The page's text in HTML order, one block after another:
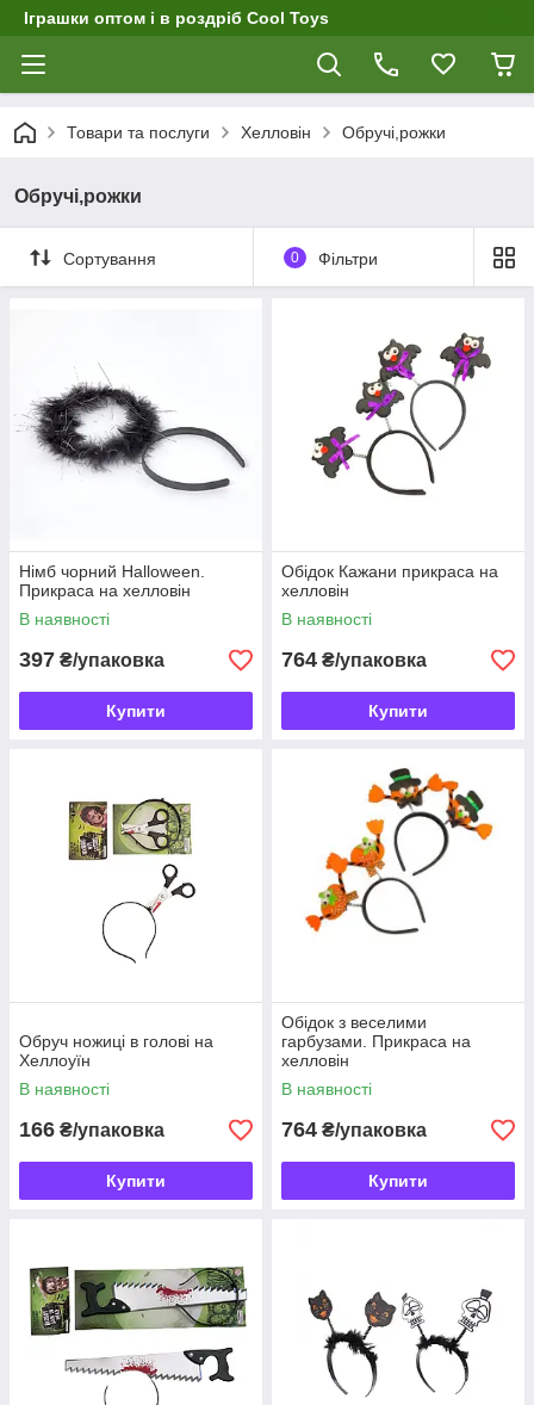
Іграшки оптом і в роздріб Cool Toys
Товари та послуги Хелловін Обручі,рожки
Обручі,рожки
Сортування 0 Фільтри
Німб чорний Halloween.
Прикраса на хелловін
В наявності
397 ₴/упаковка
Купити
Обідок Кажани прикраса на
хелловін
В наявності
764 ₴/упаковка
Купити
Обруч ножиці в голові на
Хеллоуїн
В наявності
166 ₴/упаковка
Купити
Обідок з веселими
гарбузами. Прикраса на
хелловін
В наявності
764 ₴/упаковка
Купити